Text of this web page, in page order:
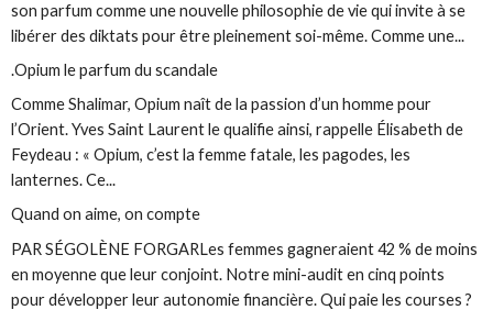
son parfum comme une nouvelle philosophie de vie qui invite à se
libérer des diktats pour être pleinement soi-même. Comme une...
.Opium le parfum du scandale
Comme Shalimar, Opium naît de la passion d’un homme pour
l’Orient. Yves Saint Laurent le qualifie ainsi, rappelle Élisabeth de
Feydeau : « Opium, c’est la femme fatale, les pagodes, les
lanternes. Ce...
Quand on aime, on compte
PAR SÉGOLÈNE FORGARLes femmes gagneraient 42 % de moins
en moyenne que leur conjoint. Notre mini-audit en cinq points
pour développer leur autonomie financière. Qui paie les courses ?